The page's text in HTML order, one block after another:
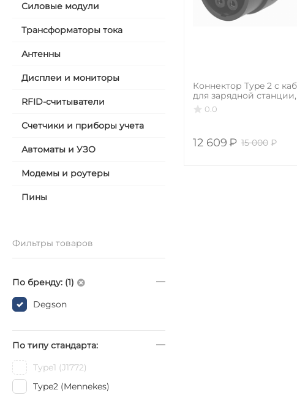
Коннектор Type 2 с
для зарядной станции,
32А, 22 кВт, 5 метров
0.0
15 000 ₽
12 609₽
Силовые модули
Трансформаторы тока
Антенны
Дисплеи и мониторы
RFID-считыватели
Счетчики и приборы учета
Автоматы и УЗО
Модемы и роутеры
Пины
Фильтры товаров
По бренду: (1)
Degson
По типу стандарта:
Type1 (J1772)
Type2 (Mennekes)